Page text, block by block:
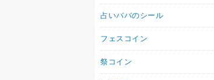
占いババのシール
フェスコイン
祭コイン